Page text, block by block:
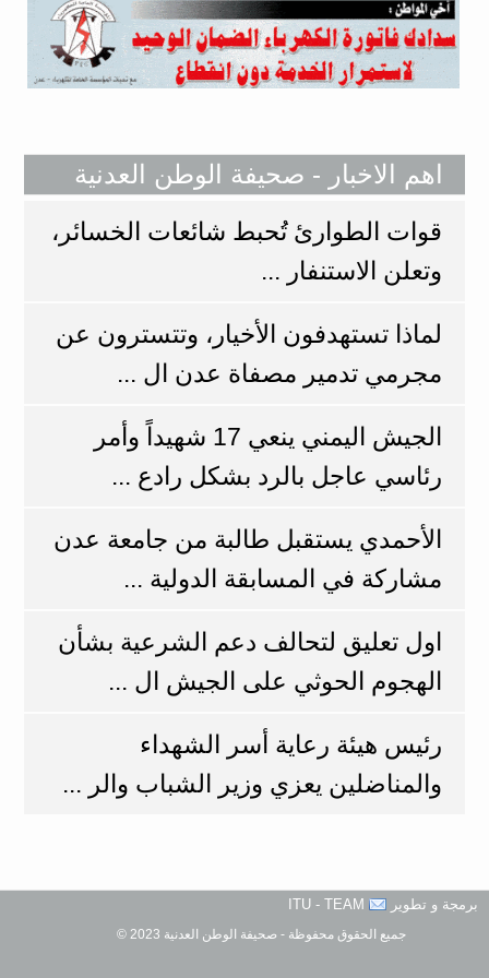
اهم الاخبار - صحيفة الوطن العدنية
​قوات الطوارئ تُحبط شائعات الخسائر،
وتعلن الاستنفار ...
لماذا تستهدفون الأخيار، وتتسترون عن
مجرمي تدمير مصفاة عدن ال ...
الجيش اليمني ينعي 17 شهيداً وأمر
رئاسي عاجل بالرد بشكل رادع ...
الأحمدي يستقبل طالبة من جامعة عدن
مشاركة في المسابقة الدولية ...
اول تعليق لتحالف دعم الشرعية بشأن
الهجوم الحوثي على الجيش ال ...
رئيس هيئة رعاية أسر الشهداء
والمناضلين يعزي وزير الشباب والر ...
برمجة و تطوير ITU - TEAM
جميع الحقوق محفوظة - صحيفة الوطن العدنية 2023 ©